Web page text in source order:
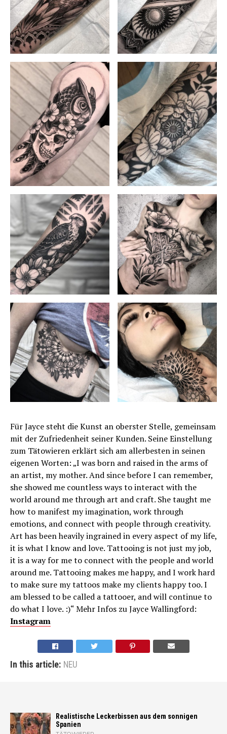
Für Jayce steht die Kunst an oberster Stelle, gemeinsam
mit der Zufriedenheit seiner Kunden. Seine Einstellung
zum Tätowieren erklärt sich am allerbesten in seinen
eigenen Worten: „I was born and raised in the arms of
an artist, my mother. And since before I can remember,
she showed me countless ways to interact with the
world around me through art and craft. She taught me
how to manifest my imagination, work through
emotions, and connect with people through creativity.
Art has been heavily ingrained in every aspect of my life,
it is what I know and love. Tattooing is not just my job,
it is a way for me to connect with the people and world
around me. Tattooing makes me happy, and I work hard
to make sure my tattoos make my clients happy too. I
am blessed to be called a tattooer, and will continue to
do what I love. :)“ Mehr Infos zu Jayce Wallingford:
Instagram
In this article: NEU
Realistische Leckerbissen aus dem sonnigen
Spanien